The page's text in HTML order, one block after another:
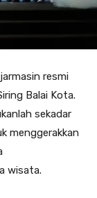
resmi
Balai Kota.
sekadar
menggerakkan
wisata.